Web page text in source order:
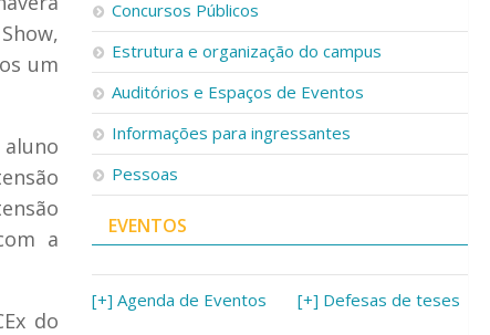
um
a
do
Concursos Públicos
Estrutura e organização do campus
Auditórios e Espaços de Eventos
Informações para ingressantes
Pessoas
EVENTOS
[+] Agenda de Eventos [+] Defesas de teses